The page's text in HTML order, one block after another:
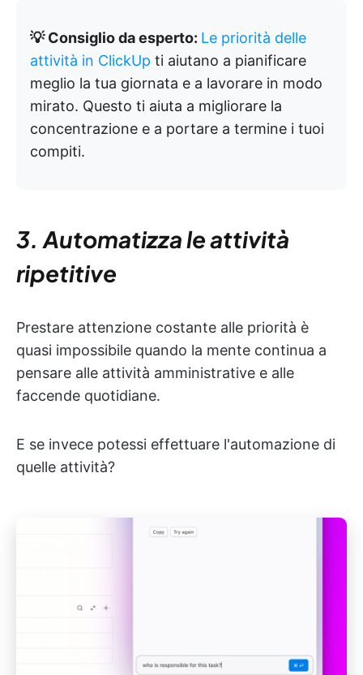
💡 Consiglio da esperto: Le priorità delle
attività in ClickUp ti aiutano a pianificare
meglio la tua giornata e a lavorare in modo
mirato. Questo ti aiuta a migliorare la
concentrazione e a portare a termine i tuoi
compiti.
3. Automatizza le attività
ripetitive
Prestare attenzione costante alle priorità è
quasi impossibile quando la mente continua a
pensare alle attività amministrative e alle
faccende quotidiane.
E se invece potessi effettuare l'automazione di
quelle attività?